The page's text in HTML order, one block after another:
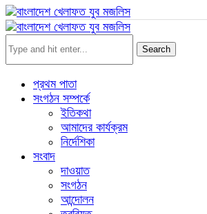
Search
প্রথম পাতা
সংগঠন সম্পর্কে
ইতিকথা
আমাদের কার্যক্রম
নির্দেশিকা
সংবাদ
দাওয়াত
সংগঠন
আন্দোলন